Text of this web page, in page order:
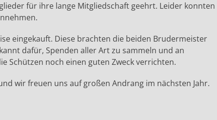
für ihre lange Mitgliedschaft geehrt. Leider konnten
eingekauft. Diese brachten die beiden Brudermeister
dafür, Spenden aller Art zu sammeln und an
Schützen noch einen guten Zweck verrichten.
wir freuen uns auf großen Andrang im nächsten Jahr.